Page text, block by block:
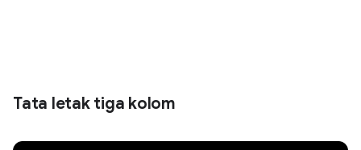
Tata letak tiga kolom